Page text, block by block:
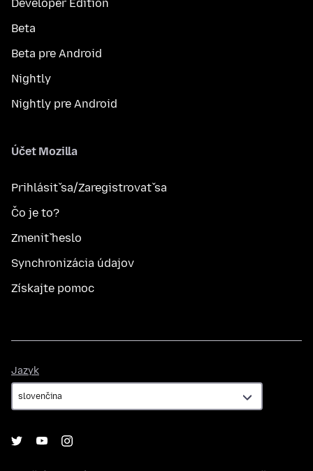
Developer Edition
Beta
Beta pre Android
Nightly
Nightly pre Android
Účet Mozilla
Prihlásiť sa/Zaregistrovať sa
Čo je to?
Zmeniť heslo
Synchronizácia údajov
Získajte pomoc
Jazyk